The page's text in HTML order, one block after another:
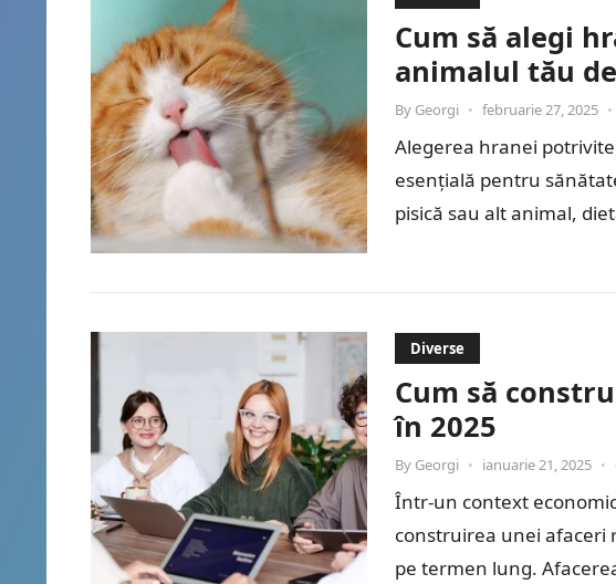
Cum să alegi
animalul tău
By Georgi • februarie 27, 2025 •
Alegerea hranei
esențială pentru
pisică sau alt animal,
Diverse
Cum să
în 2025
By Georgi • ianuarie 21, 2025 •
Într-un context
construirea unei afaceri
pe termen lung.